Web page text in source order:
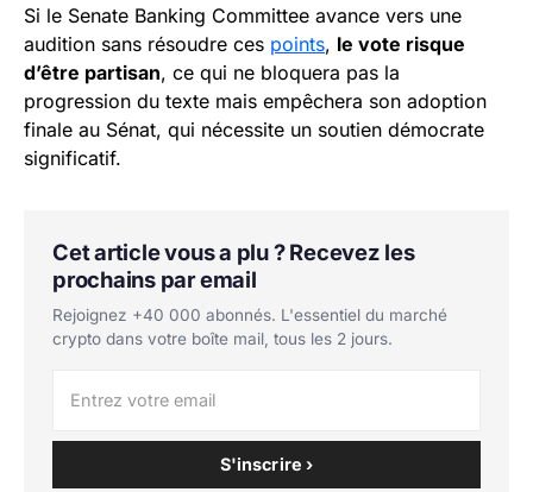
Si le Senate Banking Committee avance vers une
audition sans résoudre ces points, le vote risque
d’être partisan, ce qui ne bloquera pas la
progression du texte mais empêchera son adoption
finale au Sénat, qui nécessite un soutien démocrate
significatif.
Cet article vous a plu ? Recevez les
prochains par email
Rejoignez +40 000 abonnés. L'essentiel du marché
crypto dans votre boîte mail, tous les 2 jours.
S'inscrire ›